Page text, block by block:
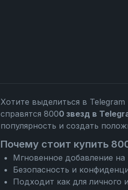
Хотите выделиться в
справятся 8000 звезд в
популярность и создать
Почему стоит купить
Мгновенное добавление на
Безопасность и
Подходит как для личного